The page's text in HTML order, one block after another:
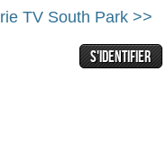
TV South Park >>